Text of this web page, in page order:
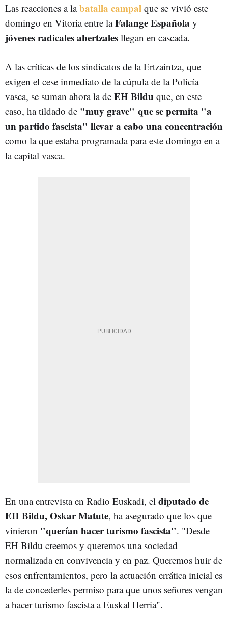
Las reacciones a la batalla campal que se vivió este
domingo en Vitoria entre laFalange Española y
jóvenes radicales abertzales llegan en cascada.
A las críticas de los sindicatos de la Ertzaintza, que
exigen el cese inmediato de la cúpula de la Policía
vasca, se suman ahora la de EH Bildu que, en este
caso, ha tildado de "muy grave" que se permita "a
un partido fascista" llevar a cabo una concentración
como la que estaba programada para este domingo en a
la capital vasca.
En una entrevista en Radio Euskadi, el diputado de
EH Bildu, Oskar Matute, ha asegurado que los que
vinieron "querían hacer turismo fascista". "Desde
EH Bildu creemos y queremos una sociedad
normalizada en convivencia y en paz. Queremos huir de
esos enfrentamientos, pero la actuación errática inicial es
la de concederles permiso para que unos señores vengan
a hacer turismo fascista a Euskal Herria".